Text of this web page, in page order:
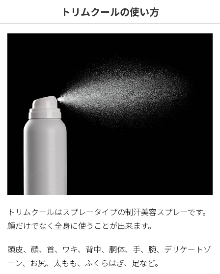
トリムクールの使い方
トリムクールはスプレータイプの制汗美容スプレーです。
顔だけでなく全身に使うことが出来ます。
頭皮、顔、首、ワキ、背中、胴体、手、腕、デリケートゾ
ーン、お尻、太もも、ふくらはぎ、足など。